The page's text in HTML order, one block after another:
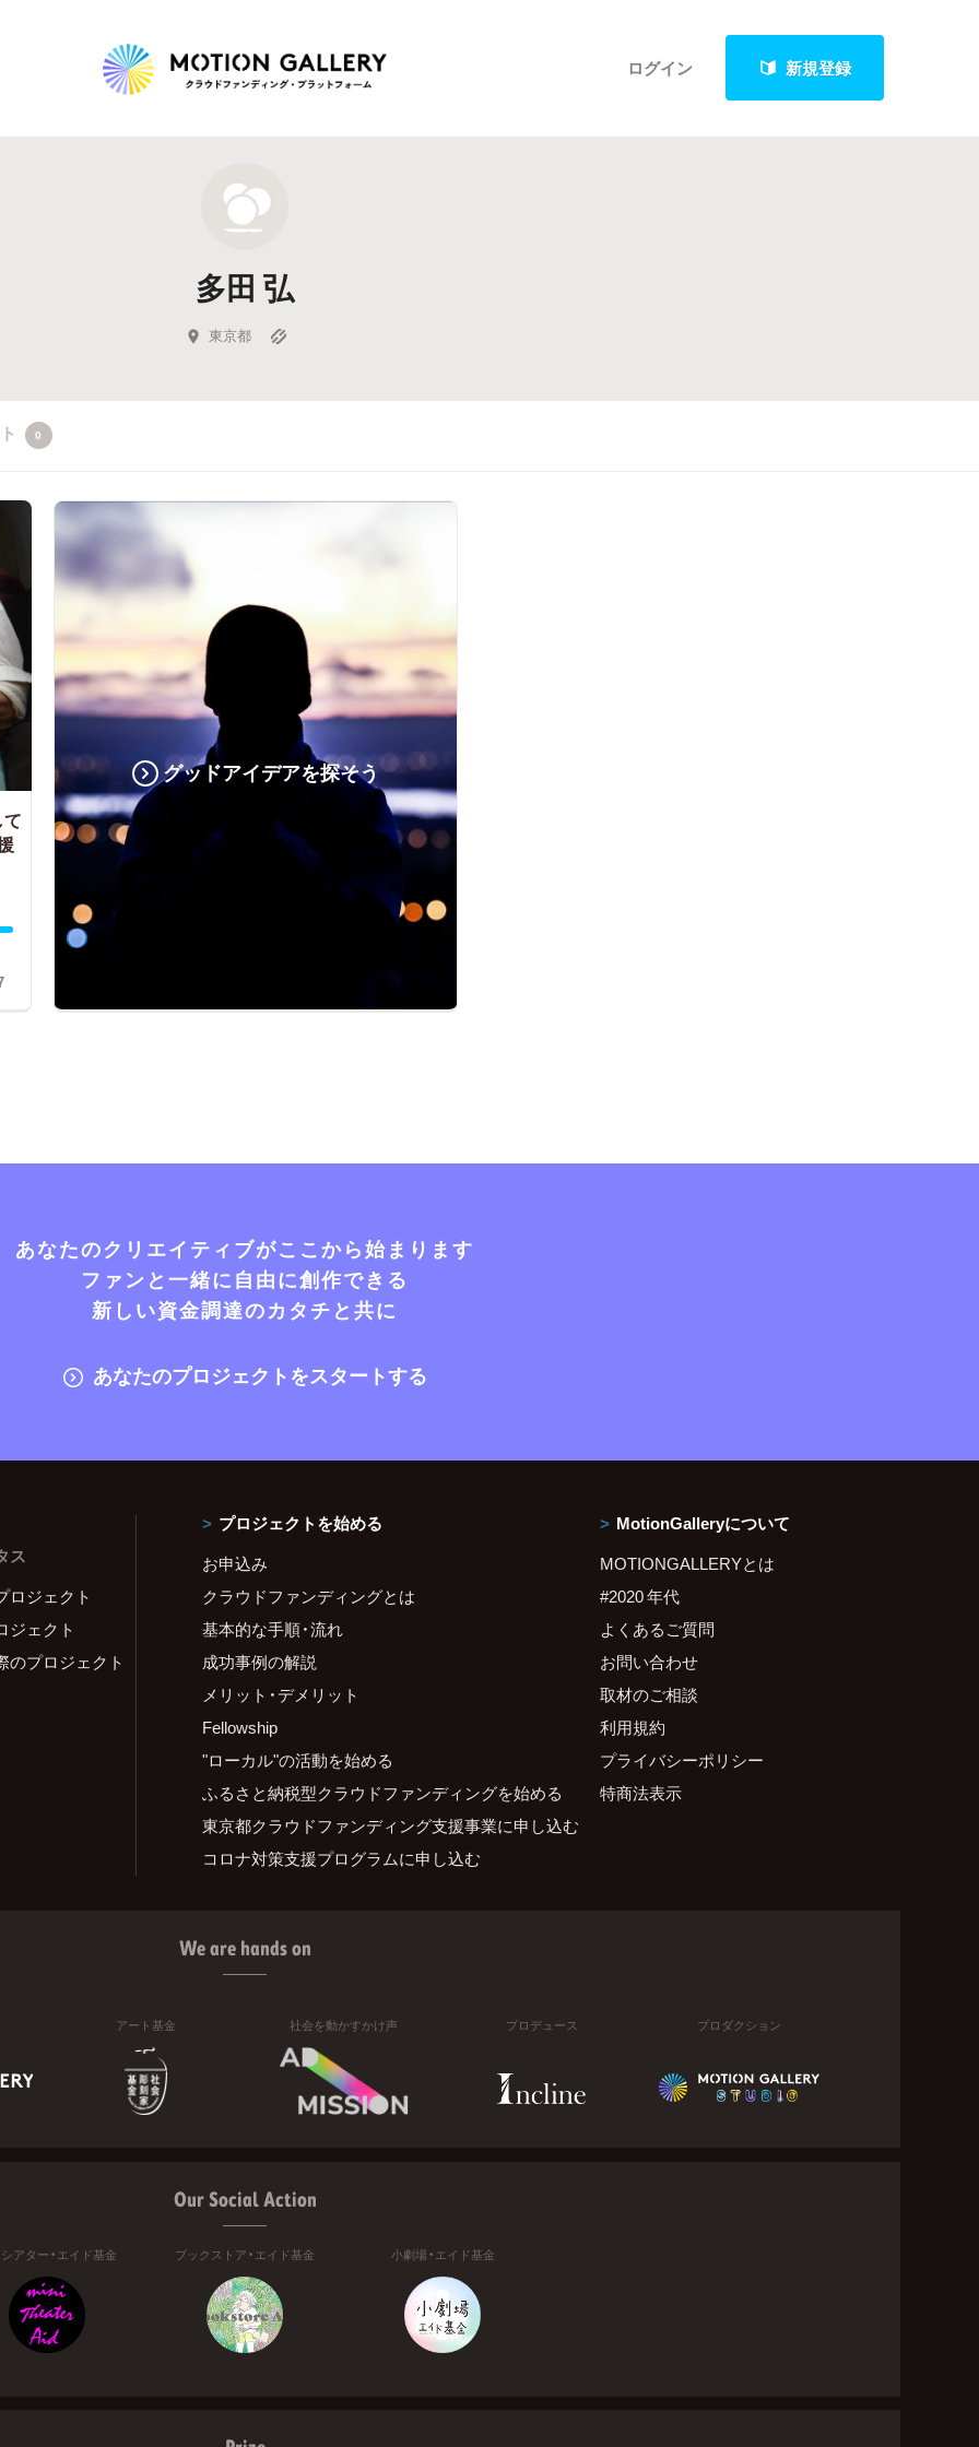
ログイン 新規登録
新着プロジェクト
Feature
キュレーターから探す
多田 弘
東京都
0
グッドアイデアを探そう
あなたのクリエイティブがここから始まります
ファンと一緒に自由に創作できる
新しい資金調達のカタチと共に
あなたのプロジェクトをスタートする
ス
ロジェクト
ジェクト
のプロジェクト
プロジェクトを始める
お申込み
クラウドファンディングとは
基本的な手順・流れ
成功事例の解説
メリット・デメリット
Fellowship
"ローカル"の活動を始める
ふるさと納税型クラウドファンディングを始める
東京都クラウドファンディング支援事業に申し込む
コロナ対策支援プログラムに申し込む
MotionGalleryについて
MOTIONGALLERYとは
#2020 年代
よくあるご質問
お問い合わせ
取材のご相談
利用規約
プライバシーポリシー
特商法表示
We are hands on
アート基金 社会を動かすかけ声 プロデュース プロダクション
Our Social Action
アター・エイド基金 ブックストア・エイド基金 小劇場・エイド基金